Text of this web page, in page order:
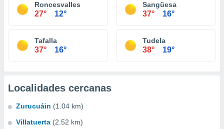
Roncesvalles
27° 12°
Sangüesa
37° 16°
Tafalla
37° 16°
Tudela
38° 19°
Localidades cercanas
Zurucuáin (1.04 km)
Villatuerta (2.52 km)